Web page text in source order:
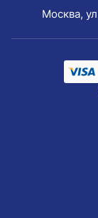
Москва,